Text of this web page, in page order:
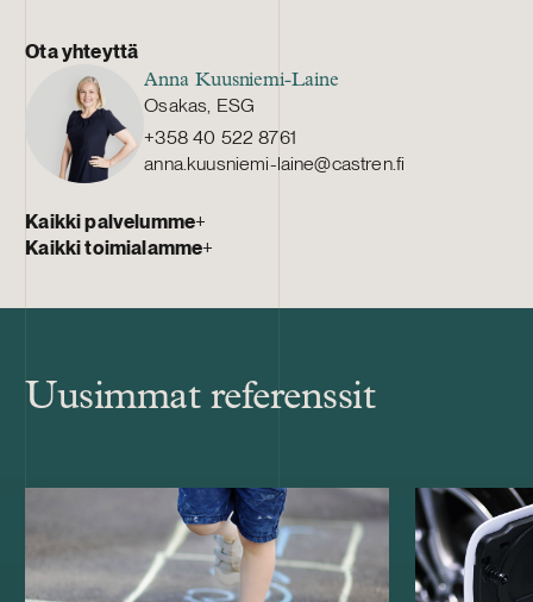
Kaikki palvelumme+
Kaikki toimialamme+
Ota yhteyttä
Anna Kuusniemi-Laine
Osakas, ESG
+358 40 522 8761
anna.kuusniemi-laine@castren.fi
Uusimmat referenssit